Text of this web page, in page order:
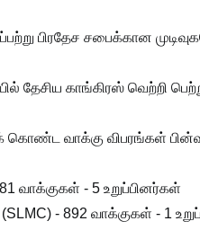
பிரதேச சபைக்கான
தேசிய காங்கிரஸ் வெற்றி
கொண்ட வாக்கு விபரங்கள்
வாக்குகள் - 5 உறுப்பினர்கள்
- 892 வாக்குகள் - 1